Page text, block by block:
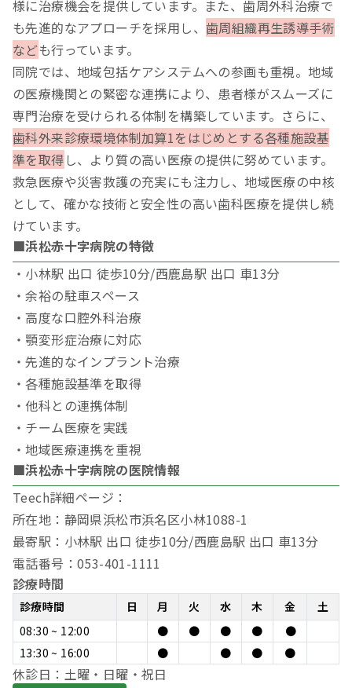
様に治療機会を提供しています。また、歯周外科治療で
も先進的なアプローチを採用し、 歯周組織再生誘導手術
なども行っています。
同院では、地域包括ケアシステムへの参画も重視。地域
の医療機関との緊密な連携により、患者様がスムーズに
専門治療を受けられる体制を構築しています。さらに、
歯科外来診療環境体制加算1をはじめとする各種施設基
準を取得 し、より質の高い医療の提供に努めています。
救急医療や災害救護の充実にも注力し、地域医療の中核
として、確かな技術と安全性の高い歯科医療を提供し続
けています。
■浜松赤十字病院の特徴
・小林駅 出口 徒歩10分/西鹿島駅 出口 車13分
・余裕の駐車スペース
・高度な口腔外科治療
・顎変形症治療に対応
・先進的なインプラント治療
・各種施設基準を取得
・他科との連携体制
・チーム医療を実践
・地域医療連携を重視
■浜松赤十字病院の医院情報
Teech詳細ページ：
所在地：静岡県浜松市浜名区小林1088-1
最寄駅：小林駅 出口 徒歩10分/西鹿島駅 出口 車13分
電話番号：053-401-1111
診療時間
診療時間 日 月 火 水 木 金
土
08:30 ~ 12:00
● ● ● ●
●
13:30 ~ 16:00
● ● ● ●
休診日：土曜・日曜・祝日